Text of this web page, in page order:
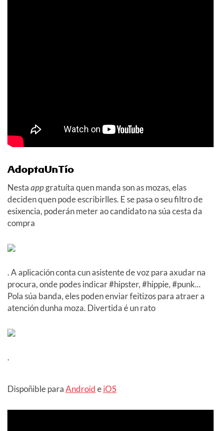
AdoptaUnTío
Nestaappgratuíta quen manda son as mozas, elas
deciden quen pode escribirlles. E se pasa o seu filtro de
esixencia, poderán meter ao candidato na súa cesta da
compra
. A aplicación conta cun asistente de voz para axudar na
procura, onde podes indicar #hipster, #hippie, #punk...
Pola súa banda, eles poden enviar feitizos para atraer a
atención dunha moza. Divertida é un rato
.
Dispoñible paraAndroideiOS